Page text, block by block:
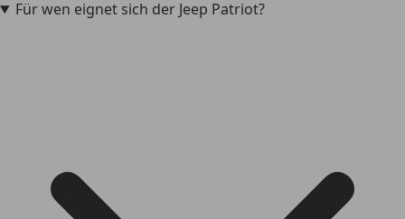
Für wen eignet sich der Jeep Patriot?